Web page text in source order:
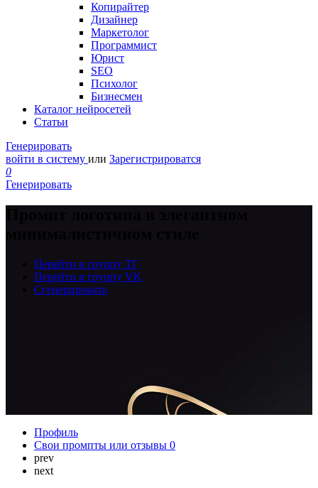
Копирайтер
Дизайнер
Маркетолог
Программист
Юрист
SEO
Психолог
Бизнесмен
Каталог нейросетей
Статьи
Генерировать
войти в систему или Зарегистрироватся
0
Генерировать
Перейти в группу ТГ
Перейти в группу VK
Сгенерировать
Профиль
Свои промпты или отзывы 0
prev
next